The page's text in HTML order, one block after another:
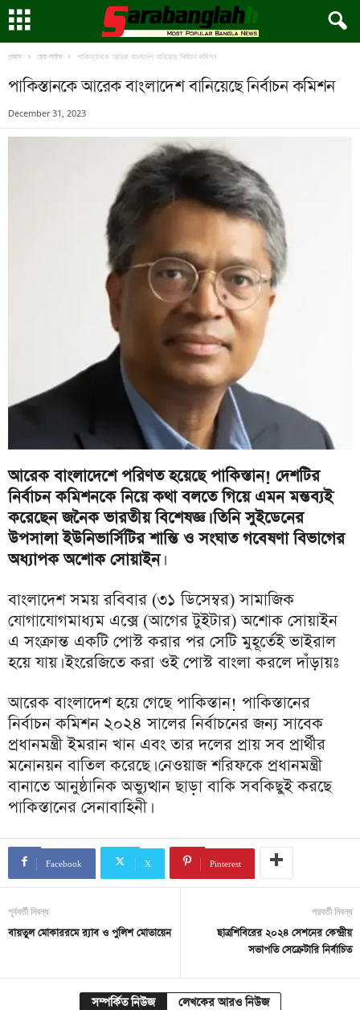
প্রচ্ছদ হেড লাইন পাকিস্তানকে আরেক বাংলাদেশ বানিয়েছে নির্বাচন কমিশন
পাকিস্তানকে আরেক বাংলাদেশ বানিয়েছে নির্বাচন কমিশন
December 31, 2023
আরেক বাংলাদেশে পরিণত হয়েছে পাকিস্তান! দেশটির
নির্বাচন কমিশনকে নিয়ে কথা বলতে গিয়ে এমন মন্তব্যই
করেছেন জনৈক ভারতীয় বিশেষজ্ঞ। তিনি সুইডেনের
উপসালা ইউনিভার্সিটির শান্তি ও সংঘাত গবেষণা বিভাগের
অধ্যাপক অশোক সোয়াইন।
বাংলাদেশ সময় রবিবার (৩১ ডিসেম্বর) সামাজিক
যোগাযোগমাধ্যম এক্সে (আগের টুইটার) অশোক সোয়াইন
এ সংক্রান্ত একটি পোস্ট করার পর সেটি মুহূর্তেই ভাইরাল
হয়ে যায়। ইংরেজিতে করা ওই পোস্ট বাংলা করলে দাঁড়ায়ঃ
আরেক বাংলাদেশ হয়ে গেছে পাকিস্তান! পাকিস্তানের
নির্বাচন কমিশন ২০২৪ সালের নির্বাচনের জন্য সাবেক
প্রধানমন্ত্রী ইমরান খান এবং তার দলের প্রায় সব প্রার্থীর
মনোনয়ন বাতিল করেছে। নেওয়াজ শরিফকে প্রধানমন্ত্রী
বানাতে আনুষ্ঠানিক অভ্যুত্থান ছাড়া বাকি সবকিছুই করছে
পাকিস্তানের সেনাবাহিনী।
Facebook X Pinterest
পূর্ববর্তী নিবন্ধ
বায়তুল মোকাররমে র‌্যাব ও পুলিশ মোতায়েন
পরবর্তী নিবন্ধ
ছাত্রশিবিরের ২০২৪ সেশনের কেন্দ্রীয়
সভাপতি সেক্রেটারি নির্বাচিত
সম্পর্কিত নিউজ লেখকের আরও নিউজ